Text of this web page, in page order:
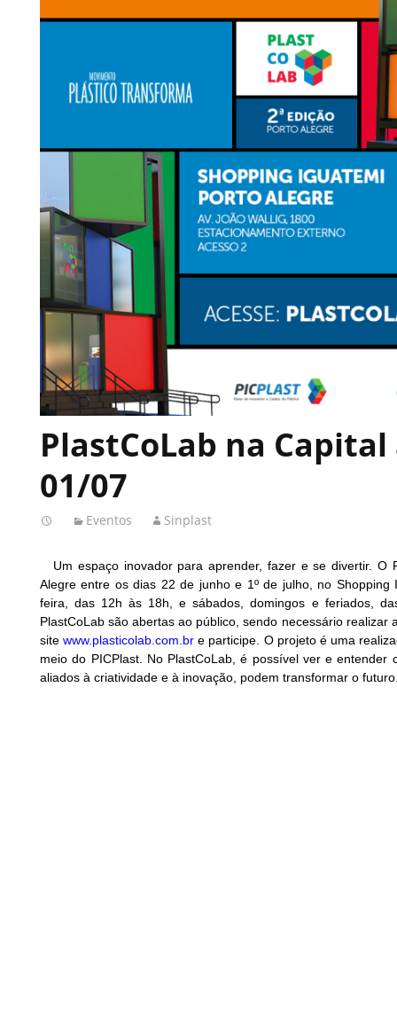
PlastCoLab na
01/07
Eventos Sinplast
Um espaço inovador para aprender, fazer e se divertir. O
Alegre entre os dias 22 de junho e 1º de julho, no Shopping
feira, das 12h às 18h, e sábados, domingos e feriados,
PlastCoLab são abertas ao público, sendo necessário realizar
sitewww.plasticolab.com.br e participe. O projeto é uma
meio do PICPlast. No PlastCoLab, é possível ver e entender
aliados à criatividade e à inovação, podem transformar o